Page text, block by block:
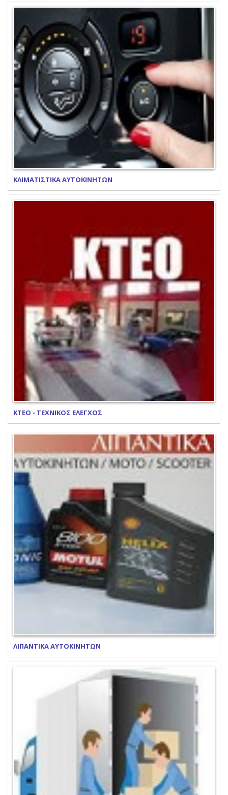
ΚΛΙΜΑΤΙΣΤΙΚΑ ΑΥΤΟΚΙΝΗΤΩΝ
ΚΤΕΟ - ΤΕΧΝΙΚΟΣ ΕΛΕΓΧΟΣ
ΛΙΠΑΝΤΙΚΑ ΑΥΤΟΚΙΝΗΤΩΝ